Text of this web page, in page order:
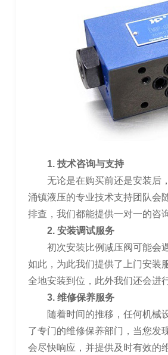
1. 技术咨询与支持
无论是在购买前还是安装后
涌镇液压的专业技术支持团队会
排查，我们都能提供一对一的咨
2. 安装调试服务
初次安装比例减压阀可能会
如此，为此我们提供了上门安装
全地安装到位，此外我们还会进
3. 维修保养服务
随着时间的推移，任何机械
了专门的维修保养部门，当您发
会尽快响应，并提供及时有效的